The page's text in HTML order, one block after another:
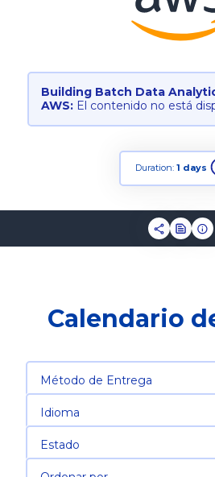
Building Batch Data
AWS: El contenido no está
Duration: 1 days
Calendario
Método de Entrega
Idioma
Estado